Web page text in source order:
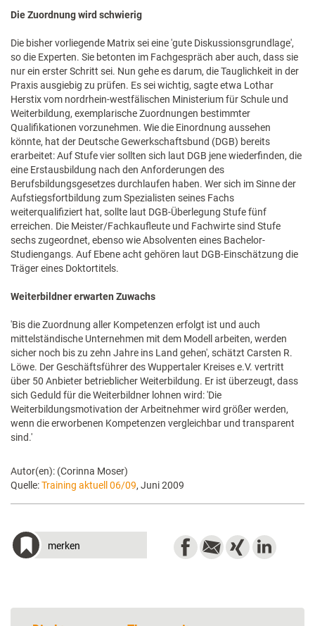
Die Zuordnung wird schwierig
Die bisher vorliegende Matrix sei eine 'gute Diskussionsgrundlage',
so die Experten. Sie betonten im Fachgespräch aber auch, dass sie
nur ein erster Schritt sei. Nun gehe es darum, die Tauglichkeit in der
Praxis ausgiebig zu prüfen. Es sei wichtig, sagte etwa Lothar
Herstix vom nordrhein-westfälischen Ministerium für Schule und
Weiterbildung, exemplarische Zuordnungen bestimmter
Qualifikationen vorzunehmen. Wie die Einordnung aussehen
könnte, hat der Deutsche Gewerkschaftsbund (DGB) bereits
erarbeitet: Auf Stufe vier sollten sich laut DGB jene wiederfinden, die
eine Erstausbildung nach den Anforderungen des
Berufsbildungsgesetzes durchlaufen haben. Wer sich im Sinne der
Aufstiegsfortbildung zum Spezialisten seines Fachs
weiterqualifiziert hat, sollte laut DGB-Überlegung Stufe fünf
erreichen. Die Meister/Fachkaufleute und Fachwirte sind Stufe
sechs zugeordnet, ebenso wie Absolventen eines Bachelor-
Studiengangs. Auf Ebene acht gehören laut DGB-Einschätzung die
Träger eines Doktortitels.
Weiterbildner erwarten Zuwachs
'Bis die Zuordnung aller Kompetenzen erfolgt ist und auch
mittelständische Unternehmen mit dem Modell arbeiten, werden
sicher noch bis zu zehn Jahre ins Land gehen', schätzt Carsten R.
Löwe. Der Geschäftsführer des Wuppertaler Kreises e.V. vertritt
über 50 Anbieter betrieblicher Weiterbildung. Er ist überzeugt, dass
sich Geduld für die Weiterbildner lohnen wird: 'Die
Weiterbildungsmotivation der Arbeitnehmer wird größer werden,
wenn die erworbenen Kompetenzen vergleichbar und transparent
sind.'
Autor(en): (Corinna Moser)
Quelle:Training aktuell 06/09, Juni 2009
merken